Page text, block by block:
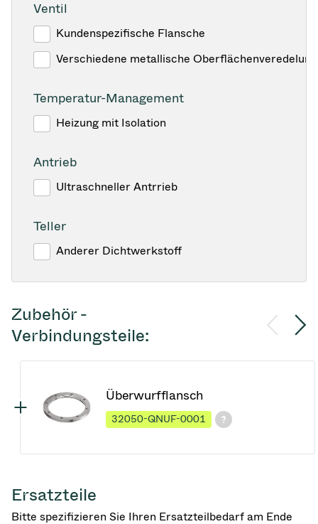
Ventil
Kundenspezifische Flansche
Verschiedene metallische
Temperatur-Management
Heizung mit Isolation
Antrieb
Ultraschneller Antrrieb
Teller
Anderer Dichtwerkstoff
Zubehör -
Verbindungsteile:
Überwurfflansch
32050-QNUF-0001
Ersatzteile
Bitte spezifizieren Sie Ihren Ersatzteilbedarf am Ende